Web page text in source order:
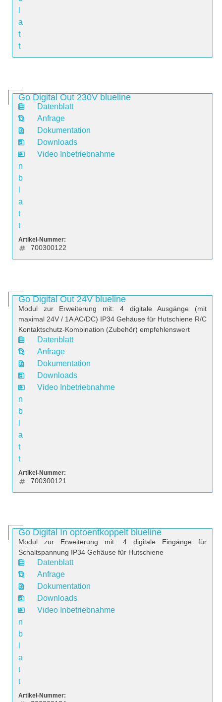
a
t
t
Go Digital Out 230V blueline
D
a
t
e
n
b
a
t
t
Datenblatt
Anfrage
Dokumentation
Downloads
Video Inbetriebnahme
Artikel-Nummer:
700300122
Go Digital Out 24V blueline
Modul zur Erweiterung mit: 4 digitale Ausgänge (mit
maximal 24V / 1A AC/DC) IP34 Gehäuse für Hutschiene R/C
Kontaktschutz-Kombination (Zubehör) empfehlenswert
D
a
t
e
n
b
a
t
t
Datenblatt
Anfrage
Dokumentation
Downloads
Video Inbetriebnahme
Artikel-Nummer:
700300121
Go Digital In optoentkoppelt blueline
Modul zur Erweiterung mit: 4 digitale Eingänge für
Schaltspannung IP34 Gehäuse für Hutschiene
D
a
t
e
n
b
a
t
t
Datenblatt
Anfrage
Dokumentation
Downloads
Video Inbetriebnahme
Artikel-Nummer: